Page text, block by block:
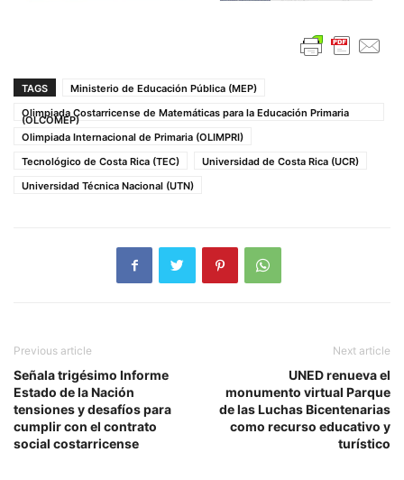
TAGS
Ministerio de Educación Pública (MEP)
Olimpiada Costarricense de Matemáticas para la Educación Primaria
(OLCOMEP)
Olimpiada Internacional de Primaria (OLIMPRI)
Tecnológico de Costa Rica (TEC)
Universidad de Costa Rica (UCR)
Universidad Técnica Nacional (UTN)
Previous article
Señala trigésimo Informe
Estado de la Nación
tensiones y desafíos para
cumplir con el contrato
social costarricense
Next article
UNED renueva el
monumento virtual Parque
de las Luchas Bicentenarias
como recurso educativo y
turístico